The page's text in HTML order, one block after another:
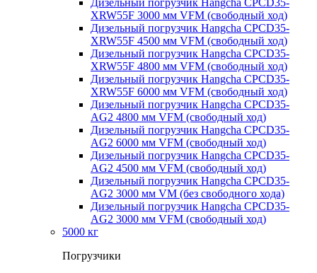
Дизельный погрузчик Hangcha CPCD35-
XRW55F 3000 мм VFM (свободный ход)
Дизельный погрузчик Hangcha CPCD35-
XRW55F 4500 мм VFM (свободный ход)
Дизельный погрузчик Hangcha CPCD35-
XRW55F 4800 мм VFM (свободный ход)
Дизельный погрузчик Hangcha CPCD35-
XRW55F 6000 мм VFM (свободный ход)
Дизельный погрузчик Hangcha CPCD35-
AG2 4800 мм VFM (свободный ход)
Дизельный погрузчик Hangcha CPCD35-
AG2 6000 мм VFM (свободный ход)
Дизельный погрузчик Hangcha CPCD35-
AG2 4500 мм VFM (свободный ход)
Дизельный погрузчик Hangcha CPCD35-
AG2 3000 мм VM (без свободного хода)
Дизельный погрузчик Hangcha CPCD35-
AG2 3000 мм VFM (свободный ход)
5000 кг
Погрузчики